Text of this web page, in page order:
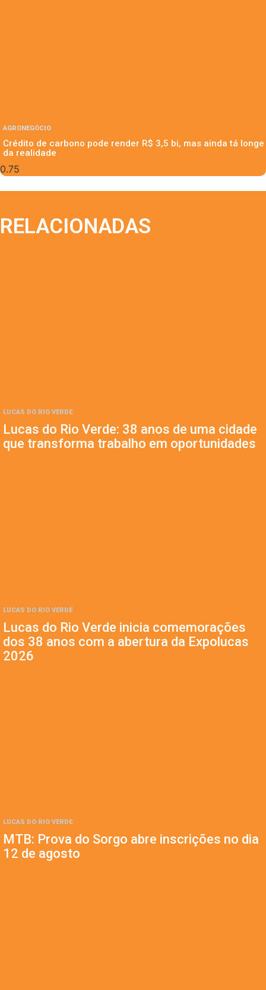
AGRONEGÓCIO
Crédito de carbono pode render R$ 3,5 bi, mas ainda tá longe
da realidade
RELACIONADAS
LUCAS DO RIO VERDE
Lucas do Rio Verde: 38 anos de uma cidade
que transforma trabalho em oportunidades
LUCAS DO RIO VERDE
Lucas do Rio Verde inicia comemorações
dos 38 anos com a abertura da Expolucas
2026
LUCAS DO RIO VERDE
MTB: Prova do Sorgo abre inscrições no dia
12 de agosto